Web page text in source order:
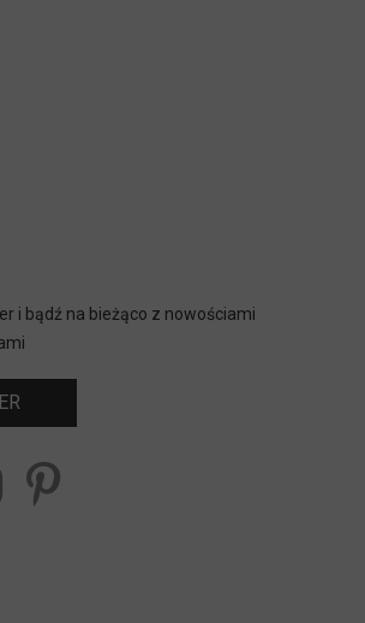
i bądź na bieżąco z nowościami